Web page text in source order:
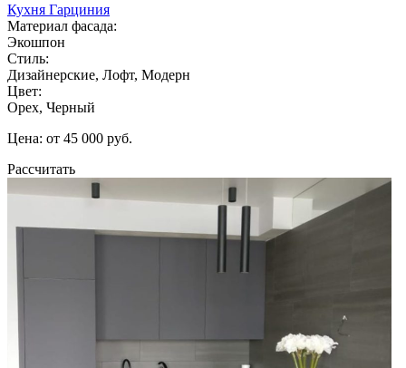
Кухня Гарциния
Материал фасада:
Экошпон
Стиль:
Дизайнерские, Лофт, Модерн
Цвет:
Орех, Черный
Цена: от 45 000 руб.
Рассчитать